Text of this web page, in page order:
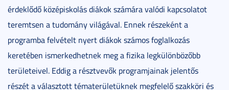
érdeklődő középiskolás diákok számára valódi kapcsolatot
teremtsen a tudomány világával. Ennek részeként a
programba felvételt nyert diákok számos foglalkozás
keretében ismerkedhetnek meg a fizika legkülönbözőbb
területeivel. Eddig a résztvevők programjainak jelentős
részét a választott tématerületüknek megfelelő szakköri és